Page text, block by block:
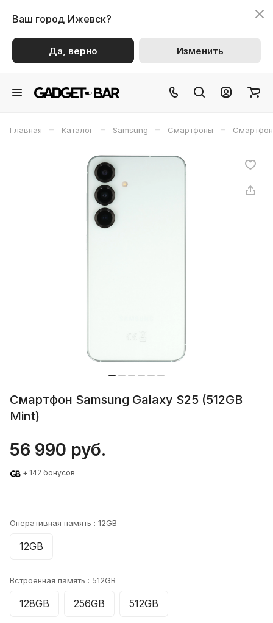
Ваш город Ижевск?
Да, верно Изменить
Главная – Каталог – Samsung – Смартфоны –
Смартфон Samsung Galaxy S25 (512GB
Mint)
56 990 руб.
+ 142 бонусов
Оперативная память : 12GB
12GB
Встроенная память : 512GB
128GB 256GB 512GB